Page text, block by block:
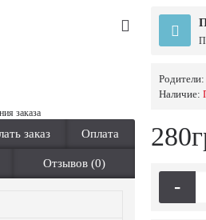
заказа
заказ Оплата
Отзывов (0)
Родители:
Наличие:
-